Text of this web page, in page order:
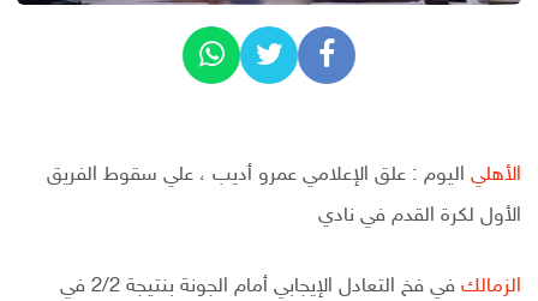
الأهلي اليوم : علق الإعلامي عمرو أديب ، علي سقوط الفريق
الأول لكرة القدم في نادي
الزمالك
في فخ التعادل الإيجابي أمام الجونة بنتيجة 2/2 في